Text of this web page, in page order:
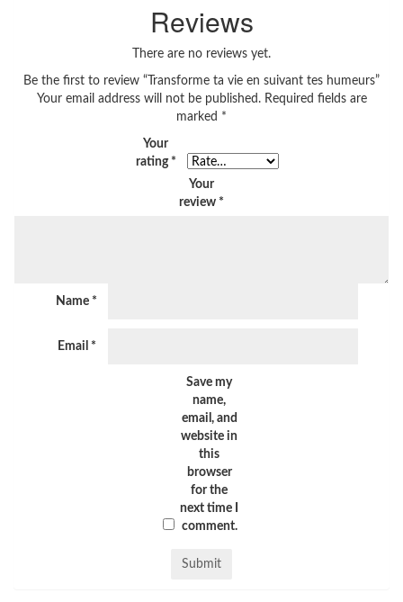
Reviews
There are no reviews yet.
Be the first to review “Transforme ta vie en suivant tes humeurs”
Your email address will not be published. Required fields are
marked *
Your
rating *
Your
review *
Name *
Email *
Save my
name,
email, and
website in
this
browser
for the
next time I
comment.